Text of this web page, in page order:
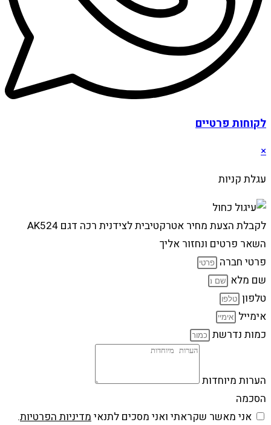
לקוחות פרטיים
×
עגלת קניות
לקבלת הצעת מחיר אטרקטיבית לצידנית רכה דגם AK524
השאר פרטים ונחזור אליך
פרטי חברה
שם מלא
טלפון
אימייל
כמות נדרשת
הערות מיוחדות
הסכמה
אני מאשר שקראתי ואני מסכים לתנאי מדיניות הפרטיות.